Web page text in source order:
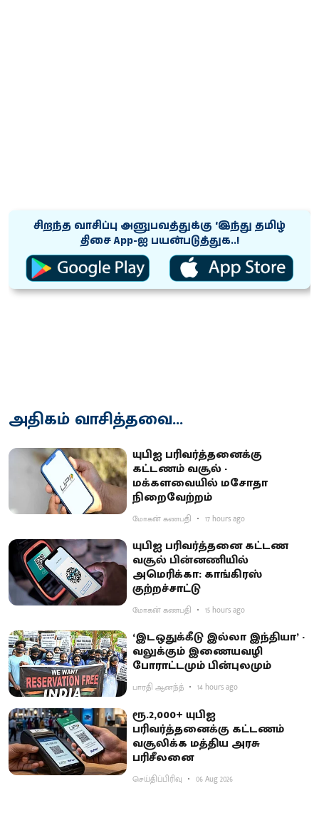
சிறந்த வாசிப்பு அனுபவத்துக்கு ‘இந்து தமிழ்
திசை App-ஐ பயன்படுத்துக..!
அதிகம் வாசித்தவை...
யுபிஐ பரிவர்த்தனைக்கு
கட்டணம் வசூல் -
மக்களவையில் மசோதா
நிறைவேற்றம்
மோகன் கணபதி 17 hours ago
யுபிஐ பரிவர்த்தனை கட்டண
வசூல் பின்னணியில்
அமெரிக்கா: காங்கிரஸ்
குற்றச்சாட்டு
மோகன் கணபதி 15 hours ago
‘இடஒதுக்கீடு இல்லா இந்தியா’ -
வலுக்கும் இணையவழி
போராட்டமும் பின்புலமும்
பாரதி ஆனந்த் 14 hours ago
ரூ.2,000+ யுபிஐ
பரிவர்த்தனைக்கு கட்டணம்
வசூலிக்க மத்திய அரசு
பரிசீலனை
செய்திப்பிரிவு 06 Aug 2026